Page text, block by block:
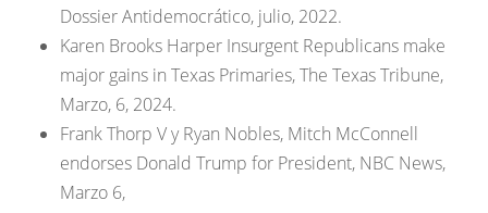
Dossier Antidemocrático, julio, 2022.
Karen Brooks Harper Insurgent Republicans make
major gains in Texas Primaries, The Texas Tribune,
Marzo, 6, 2024.
Frank Thorp V y Ryan Nobles, Mitch McConnell
endorses Donald Trump for President, NBC News,
Marzo 6,